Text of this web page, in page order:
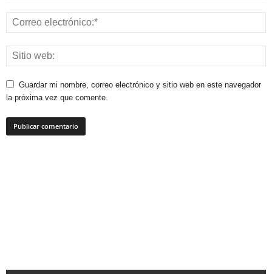
Guardar mi nombre, correo electrónico y sitio web en este navegador
la próxima vez que comente.